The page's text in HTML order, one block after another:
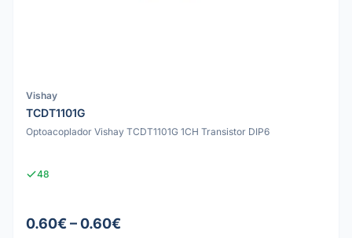
Vishay
TCDT1101G
Optoacoplador Vishay TCDT1101G 1CH Transistor DIP6
48
0.60€ – 0.60€